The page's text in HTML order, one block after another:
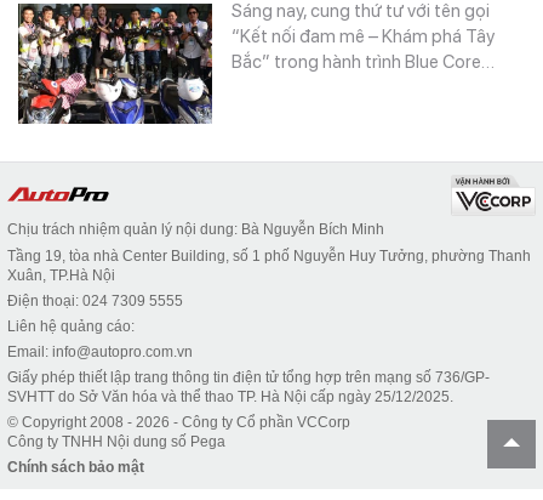
Sáng nay, cung thứ tư với tên gọi
“Kết nối đam mê – Khám phá Tây
Bắc” trong hành trình Blue Core…
Chịu trách nhiệm quản lý nội dung: Bà Nguyễn Bích Minh
Tầng 19, tòa nhà Center Building, số 1 phố Nguyễn Huy Tưởng, phường Thanh
Xuân, TP.Hà Nội
Điện thoại: 024 7309 5555
Liên hệ quảng cáo:
Email: info@autopro.com.vn
Giấy phép thiết lập trang thông tin điện tử tổng hợp trên mạng số 736/GP-
SVHTT do Sở Văn hóa và thể thao TP. Hà Nội cấp ngày 25/12/2025.
© Copyright 2008 - 2026 - Công ty Cổ phần VCCorp
Công ty TNHH Nội dung số Pega
Chính sách bảo mật